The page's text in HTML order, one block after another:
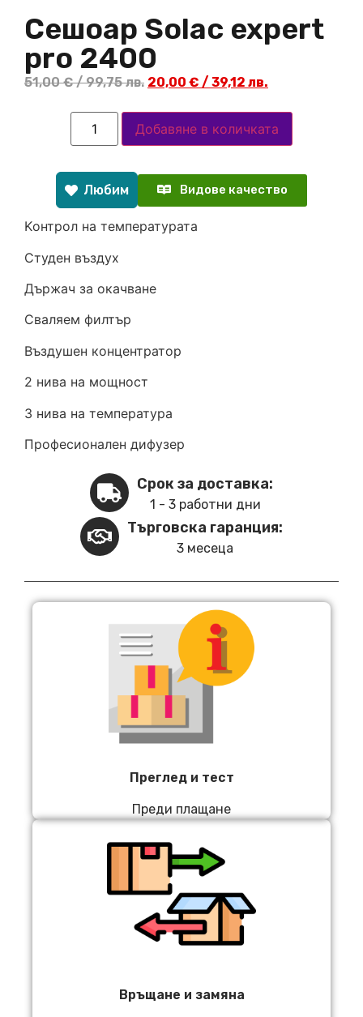
Сешоар Solac expert
pro 2400
51,00€/ 99,75 лв. 20,00 € / 39,12 лв.
Добавяне в количката
Любим Видове качество
Kонтрол на температурата
Студен въздух
Държач за окачване
Сваляем филтър
Въздушен концентратор
2 нива на мощност
3 нива на температура
Професионален дифузер
Срок за доставка:
1 - 3 работни дни
Търговска гаранция:
3 месеца
Преглед и тест
Преди плащане
Връщане и замяна